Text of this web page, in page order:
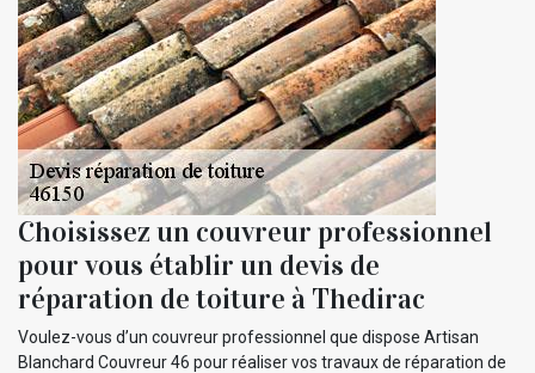
Choisissez un couvreur professionnel
pour vous établir un devis de
réparation de toiture à Thedirac
Voulez-vous d’un couvreur professionnel que dispose Artisan
Blanchard Couvreur 46 pour réaliser vos travaux de réparation de